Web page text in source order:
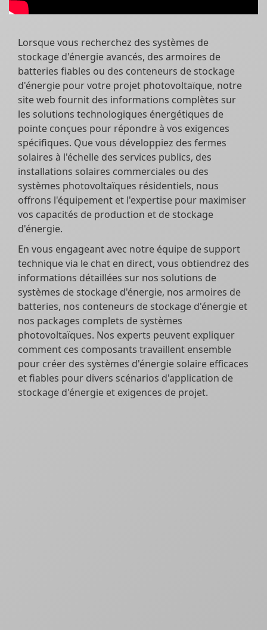
Lorsque vous recherchez des systèmes de
stockage d'énergie avancés, des armoires de
batteries fiables ou des conteneurs de stockage
d'énergie pour votre projet photovoltaïque, notre
site web fournit des informations complètes sur
les solutions technologiques énergétiques de
pointe conçues pour répondre à vos exigences
spécifiques. Que vous développiez des fermes
solaires à l'échelle des services publics, des
installations solaires commerciales ou des
systèmes photovoltaïques résidentiels, nous
offrons l'équipement et l'expertise pour maximiser
vos capacités de production et de stockage
d'énergie.
En vous engageant avec notre équipe de support
technique via le chat en direct, vous obtiendrez des
informations détaillées sur nos solutions de
systèmes de stockage d'énergie, nos armoires de
batteries, nos conteneurs de stockage d'énergie et
nos packages complets de systèmes
photovoltaïques. Nos experts peuvent expliquer
comment ces composants travaillent ensemble
pour créer des systèmes d'énergie solaire efficaces
et fiables pour divers scénarios d'application de
stockage d'énergie et exigences de projet.